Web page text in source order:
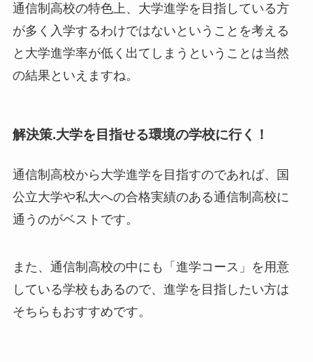
通信制高校の特色上、大学進学を目指している方
が多く入学するわけではないということを考える
と大学進学率が低く出てしまうということは当然
の結果といえますね。
解決策.大学を目指せる環境の学校に行く！
通信制高校から大学進学を目指すのであれば、国
公立大学や私大への合格実績のある通信制高校に
通うのがベストです。
また、通信制高校の中にも「進学コース」を用意
している学校もあるので、進学を目指したい方は
そちらもおすすめです。